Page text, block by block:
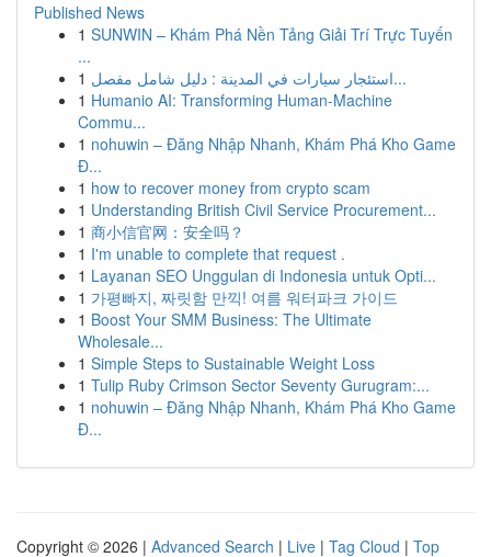
Published News
1 SUNWIN – Khám Phá Nền Tảng Giải Trí Trực Tuyến
...
1
استئجار سيارات في المدينة : دليل شامل مفصل...
1 Humanio AI: Transforming Human-Machine
Commu...
1 nohuwin – Đăng Nhập Nhanh, Khám Phá Kho Game
Đ...
1 how to recover money from crypto scam
1 Understanding British Civil Service Procurement...
1 商小信官网：安全吗？
1 I'm unable to complete that request .
1 Layanan SEO Unggulan di Indonesia untuk Opti...
1 가평빠지, 짜릿함 만끽! 여름 워터파크 가이드
1 Boost Your SMM Business: The Ultimate
Wholesale...
1 Simple Steps to Sustainable Weight Loss
1 Tulip Ruby Crimson Sector Seventy Gurugram:...
1 nohuwin – Đăng Nhập Nhanh, Khám Phá Kho Game
Đ...
Copyright © 2026 | Advanced Search | Live | Tag Cloud | Top